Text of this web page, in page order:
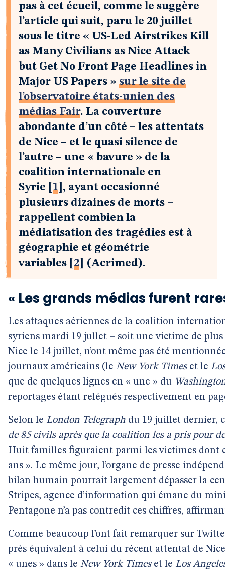
pas à cet écueil, comme le suggère
l’article qui suit, paru le 20 juillet
sous le titre « US-Led Airstrikes Kill
as Many Civilians as Nice Attack
but Get No Front Page Headlines in
Major US Papers » sur le site de
l’observatoire états-unien des
médias Fair. La couverture
abondante d’un côté – les attentats
de Nice – et le quasi silence de
l’autre – une « bavure » de la
coalition internationale en
Syrie
1 , ayant occasionné
plusieurs dizaines de morts –
rappellent combien la
médiatisation des tragédies est à
géographie et géométrie
variables
2 (Acrimed).
« Les grands médias furent
Les attaques aériennes de la coalition
syriens mardi 19 jullet – soit une victime de plus
Nice le 14 juillet, n’ont même pas été
journaux américains (le New York Timeset le
que de quelques lignes en « une » du
reportages étant relégués respectivement en
Selon le London Telegraph du 19 juillet dernier,
de 85 civils après que la coalition les a pris pour
Huit familles figuraient parmi les victimes dont
ans ». Le même jour, l’organe de presse
bilan humain pourrait largement dépasser la
Stripes, agence d’information qui émane du
Pentagone n’a pas contredit ces chiffres,
Comme beaucoup l’ont fait remarquer sur
près équivalent à celui du récent attentat de
« unes » dans le New York Timeset le Los